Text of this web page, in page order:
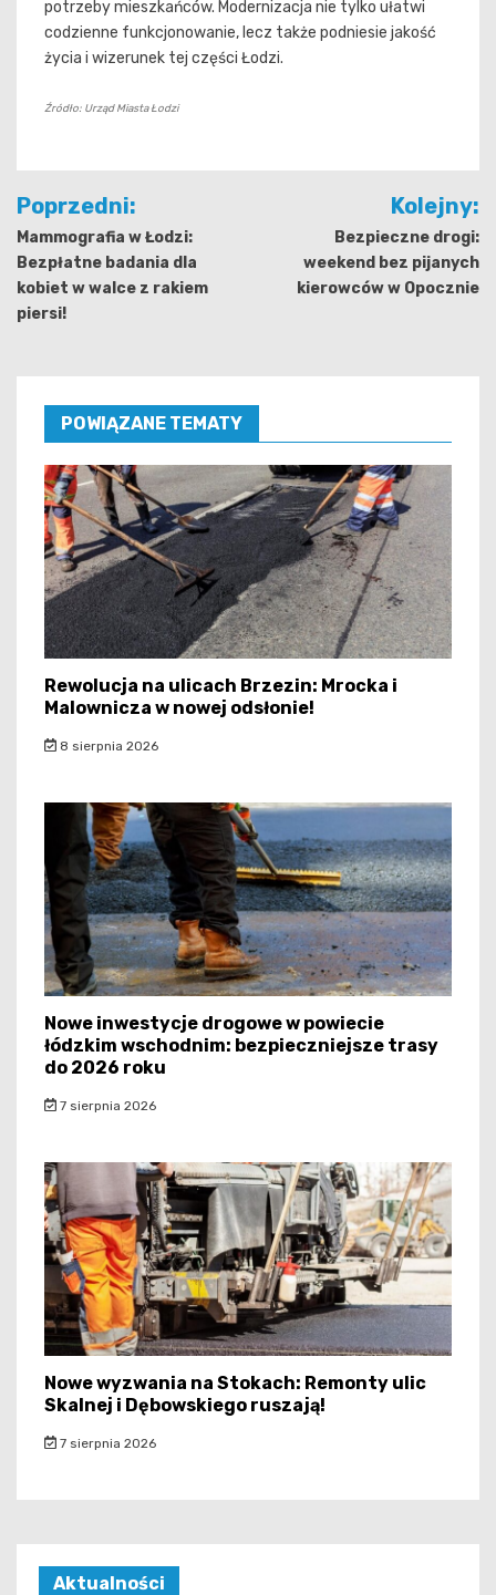
potrzeby mieszkańców. Modernizacja nie tylko ułatwi
codzienne funkcjonowanie, lecz także podniesie jakość
życia i wizerunek tej części Łodzi.
Źródło: Urząd Miasta Łodzi
Nawigacja
wpisu
Poprzedni:
Mammografia w Łodzi:
Bezpłatne badania dla
kobiet w walce z rakiem
piersi!
Kolejny:
Bezpieczne drogi:
weekend bez pijanych
kierowców w Opocznie
POWIĄZANE TEMATY
Rewolucja na ulicach Brzezin: Mrocka i
Malownicza w nowej odsłonie!
8 sierpnia 2026
Nowe inwestycje drogowe w powiecie
łódzkim wschodnim: bezpieczniejsze trasy
do 2026 roku
7 sierpnia 2026
Nowe wyzwania na Stokach: Remonty ulic
Skalnej i Dębowskiego ruszają!
7 sierpnia 2026
Aktualności